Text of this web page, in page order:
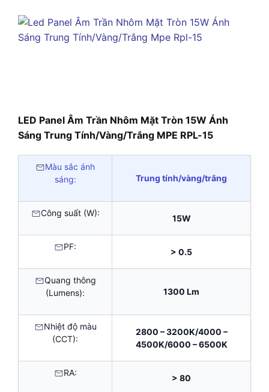
LED Panel Âm Trần Nhôm Mặt Tròn 15W Ánh
Sáng Trung Tính/Vàng/Trắng MPE RPL-15
Màu sắc ánh
sáng:
Trung tính/vàng/trắng
Công suất (W):
15W
PF:
> 0.5
Quang thông
(Lumens):
1300 Lm
Nhiệt độ màu
(CCT):
2800 – 3200K/4000 –
4500K/6000 – 6500K
RA:
> 80